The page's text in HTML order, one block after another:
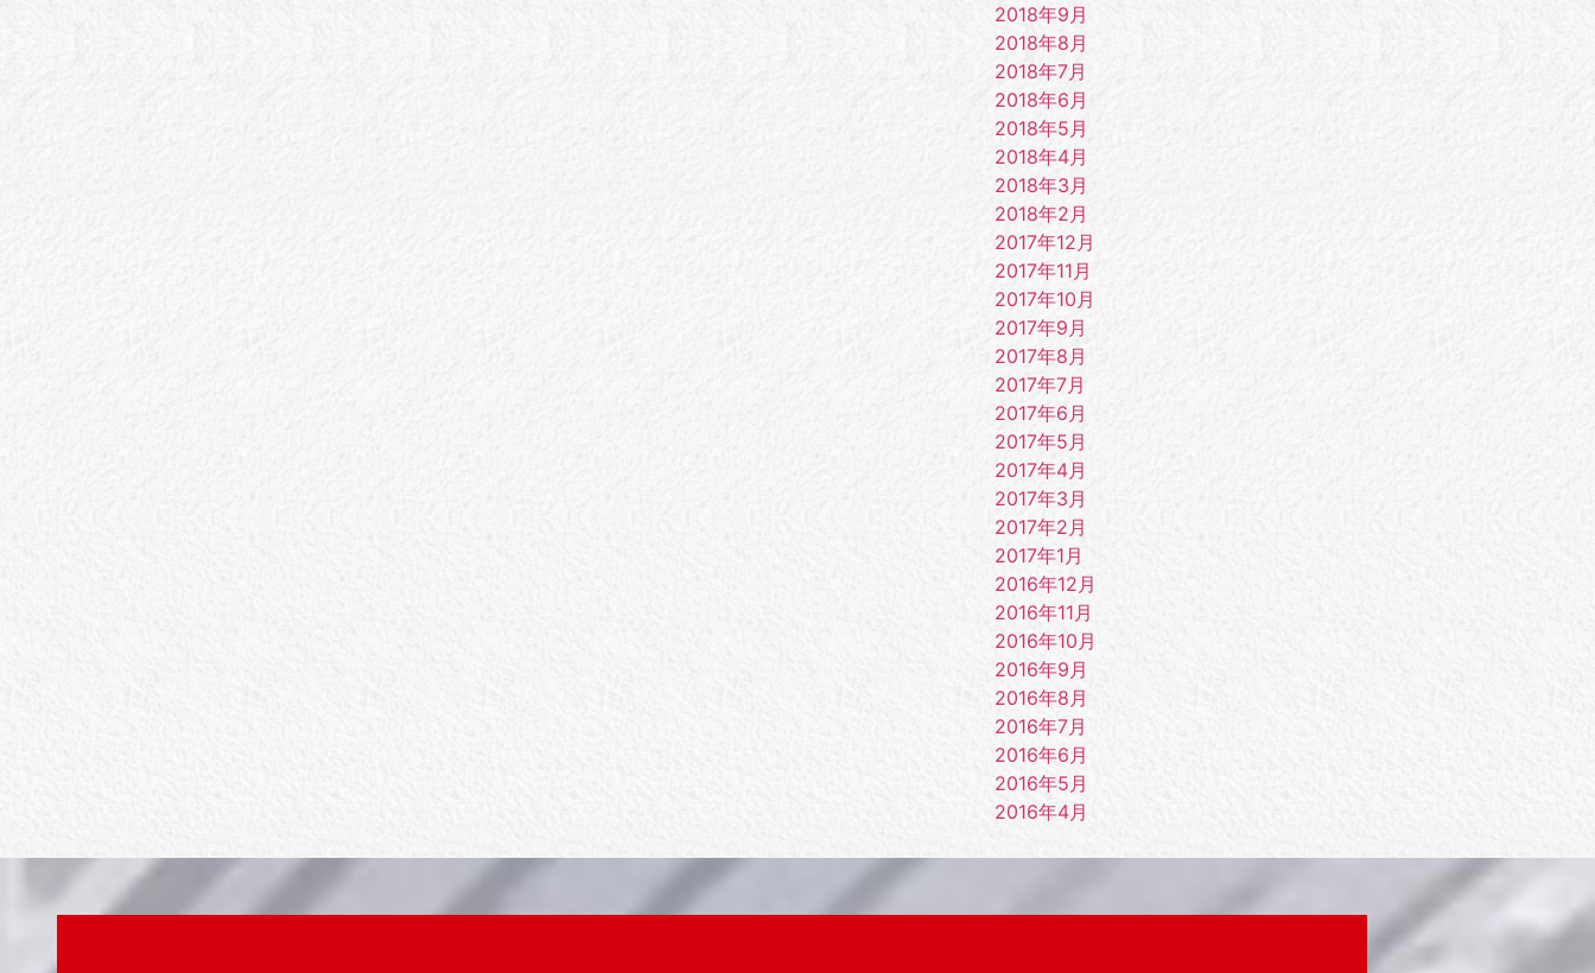
2018年9月
2018年8月
2018年7月
2018年6月
2018年5月
2018年4月
2018年3月
2018年2月
2017年12月
2017年11月
2017年10月
2017年9月
2017年8月
2017年7月
2017年6月
2017年5月
2017年4月
2017年3月
2017年2月
2017年1月
2016年12月
2016年11月
2016年10月
2016年9月
2016年8月
2016年7月
2016年6月
2016年5月
2016年4月